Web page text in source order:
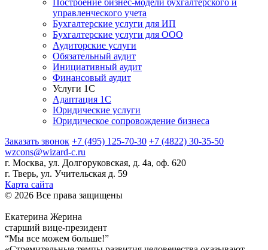
управленческого учета
Бухгалтерские услуги для ИП
Бухгалтерские услуги для ООО
Аудиторские услуги
Обязательный аудит
Инициативный аудит
Финансовый аудит
Услуги 1С
Адаптация 1С
Юридические услуги
Юридическое сопровождение бизнеса
Заказать звонок +7 (495) 125-70-30 +7 (4822) 30-35-50
wzcons@wizard-c.ru
г. Москва, ул. Долгоруковская, д. 4а, оф. 620
г. Тверь, ул. Учительская д. 59
Карта сайта
© 2026 Все права защищены
Екатерина Жерина
старший вице-президент
“Мы все можем больше!”